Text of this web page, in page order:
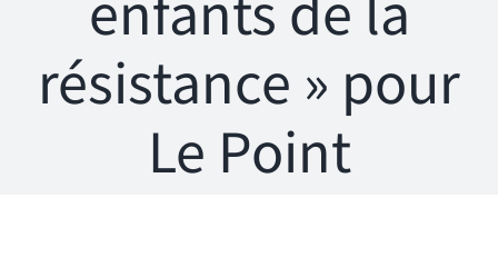
enfants de la
résistance » pour
Le Point